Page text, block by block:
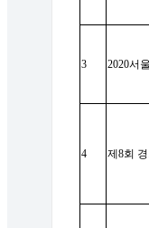
3 2020서
4 제 8회